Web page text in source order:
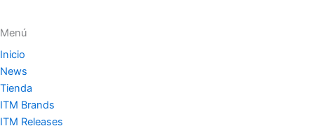
Menú
Inicio
News
Tienda
ITM Brands
ITM Releases